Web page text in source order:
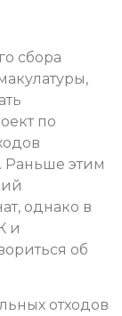
сбора
по
Раньше этим
однако в
и
об
отходов